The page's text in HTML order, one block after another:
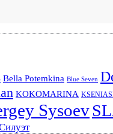
Bella Potemkina Blue Seven
KOKOMARINA
Sysoev